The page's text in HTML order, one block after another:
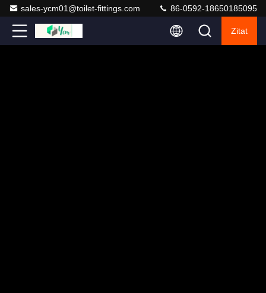
sales-ycm01@toilet-fittings.com 86-0592-18650185095
Zitat